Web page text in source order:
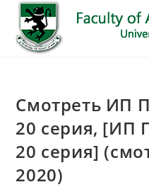
Смотреть ИП
20 серия, [ИП
20 серия]
2020)